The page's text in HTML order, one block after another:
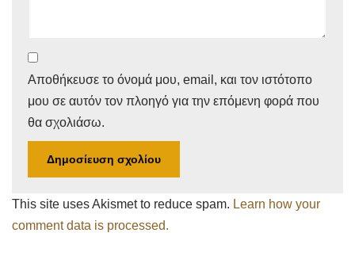
Αποθήκευσε το όνομά μου, email, και τον ιστότοπο
μου σε αυτόν τον πλοηγό για την επόμενη φορά που
θα σχολιάσω.
This site uses Akismet to reduce spam. Learn how your
comment data is processed.